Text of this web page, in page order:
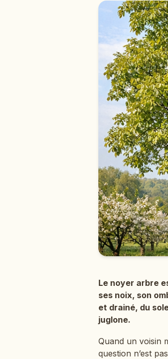
Le noyer arbre
ses noix, son
et drainé, du
juglone.
Quand un voisin
question n’est